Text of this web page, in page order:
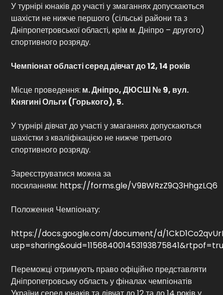
У турнірі юнаків до участі у змаганнях допускаються
шахісти не нижче першого (сільські райони та з
Дніпропетровської області, крім м. Дніпро – другого)
спортивного розряду.
Чемпіонат області серед дівчат до 12, 14 років
Місце проведення: м. Дніпро, ДЮСШ № 9, вул.
Княгині Ольги (Горького), 5.
У турнірі дівчат до участі у змаганнях допускаються
шахістки з кваліфікацією не нижче третього
спортивного розряду.
Зареєструватися можна за
посиланням: https://forms.gle/V9BWRzZ9Q3HhgzLQ6
Положення Чемпіонату:
https://docs.google.com/document/d/
Переможці отримують право офіційно представляти
Дніпропетровську область у фіналах чемпіонатів